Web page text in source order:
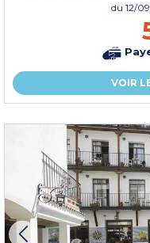
du 12/
VOIR